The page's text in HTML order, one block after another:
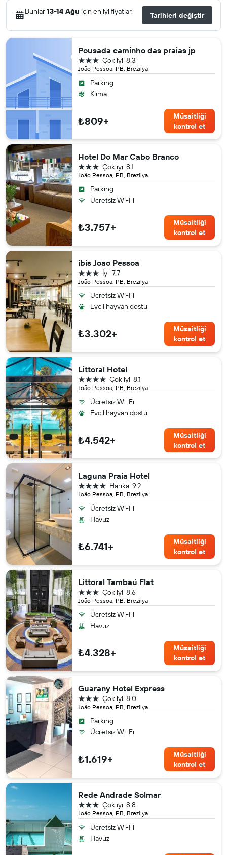
Bunlar13-14 Ağu için en iyi fiyatlar. Tarihleri değiştir
Pousada caminho das praias jp
João Pessoa, PB, Brezilya
8.3
Çok iyi
3 yıldız
Parking
Klima
₺809+
Müsaitliği
kontrol et
Hotel Do Mar Cabo Branco
João Pessoa, PB, Brezilya
8.1
Çok iyi
3 yıldız
Parking
Ücretsiz Wi-Fi
₺3.757+
Müsaitliği
kontrol et
ibis Joao Pessoa
João Pessoa, PB, Brezilya
7.7
İyi
3 yıldız
Ücretsiz Wi-Fi
Evcil hayvan dostu
₺3.302+
Müsaitliği
kontrol et
Littoral Hotel
João Pessoa, PB, Brezilya
8.1
Çok iyi
4 yıldız
Ücretsiz Wi-Fi
Evcil hayvan dostu
₺4.542+
Müsaitliği
kontrol et
Laguna Praia Hotel
João Pessoa, PB, Brezilya
9.2
Harika
4 yıldız
Ücretsiz Wi-Fi
Havuz
₺6.741+
Müsaitliği
kontrol et
Littoral Tambaú Flat
João Pessoa, PB, Brezilya
8.6
Çok iyi
3 yıldız
Ücretsiz Wi-Fi
Havuz
₺4.328+
Müsaitliği
kontrol et
Guarany Hotel Express
João Pessoa, PB, Brezilya
8.0
Çok iyi
3 yıldız
Parking
Ücretsiz Wi-Fi
₺1.619+
Müsaitliği
kontrol et
Rede Andrade Solmar
João Pessoa, PB, Brezilya
8.8
Çok iyi
3 yıldız
Ücretsiz Wi-Fi
Havuz